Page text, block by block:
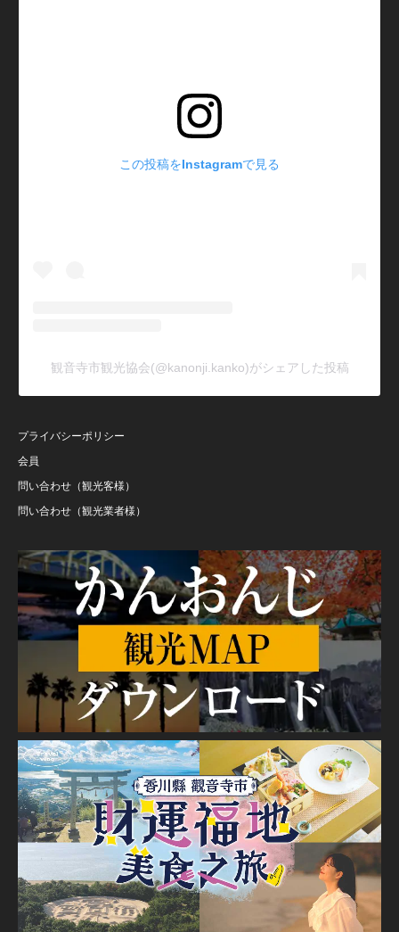
この投稿をInstagramで見る
観音寺市観光協会(@kanonji.kanko)がシェアした投稿
プライバシーポリシー
会員
問い合わせ（観光客様）
問い合わせ（観光業者様）